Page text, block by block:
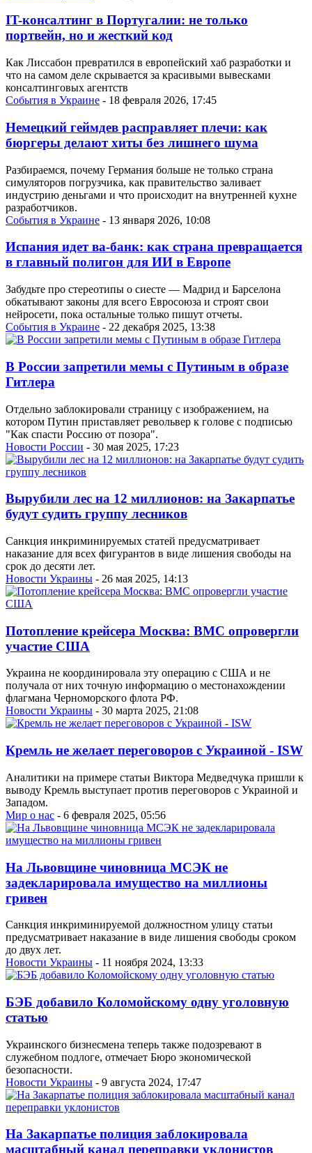
IT-консалтинг в Португалии: не только
портвейн, но и жесткий код
Как Лиссабон превратился в европейский хаб разработки и
что на самом деле скрывается за красивыми вывесками
консалтинговых агентств
События в Украине - 18 февраля 2026, 17:45
Немецкий геймдев расправляет плечи: как
бюргеры делают хиты без лишнего шума
Разбираемся, почему Германия больше не только страна
симуляторов погрузчика, как правительство заливает
индустрию деньгами и что происходит на внутренней кухне
разработчиков.
События в Украине - 13 января 2026, 10:08
Испания идет ва-банк: как страна превращается
в главный полигон для ИИ в Европе
Забудьте про стереотипы о сиесте — Мадрид и Барселона
обкатывают законы для всего Евросоюза и строят свои
нейросети, пока остальные только пишут отчеты.
События в Украине - 22 декабря 2025, 13:38
В России запретили мемы с Путиным в образе
Гитлера
Отдельно заблокировали страницу с изображением, на
котором Путин приставляет револьвер к голове с подписью
"Как спасти Россию от позора".
Новости России - 30 мая 2025, 17:23
Вырубили лес на 12 миллионов: на Закарпатье
будут судить группу лесников
Санкция инкриминируемых статей предусматривает
наказание для всех фигурантов в виде лишения свободы на
срок до десяти лет.
Новости Украины - 26 мая 2025, 14:13
Потопление крейсера Москва: ВМС опровергли
участие США
Украина не координировала эту операцию с США и не
получала от них точную информацию о местонахождении
флагмана Черноморского флота РФ.
Новости Украины - 30 марта 2025, 21:08
Кремль не желает переговоров с Украиной - ISW
Аналитики на примере статьи Виктора Медведчука пришли к
выводу Кремль выступает против переговоров с Украиной и
Западом.
Мир о нас - 6 февраля 2025, 05:56
На Львовщине чиновница МСЭК не
задекларировала имущество на миллионы
гривен
Санкция инкриминируемой должностном улицу статьи
предусматривает наказание в виде лишения свободы сроком
до двух лет.
Новости Украины - 11 ноября 2024, 13:33
БЭБ добавило Коломойскому одну уголовную
статью
Украинского бизнесмена теперь также подозревают в
служебном подлоге, отмечает Бюро экономической
безопасности.
Новости Украины - 9 августа 2024, 17:47
На Закарпатье полиция заблокировала
масштабный канал переправки уклонистов